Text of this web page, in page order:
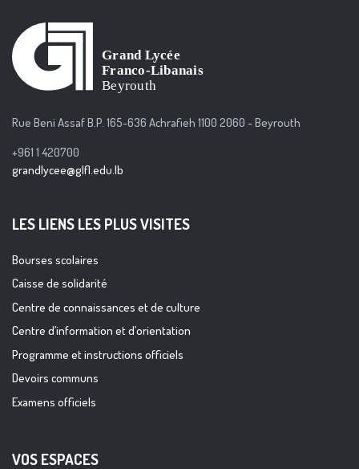
Rue Beni Assaf B.P. 165-636 Achrafieh 1100 2060 - Beyrouth
+961 1 420700
grandlycee@glfl.edu.lb
LES LIENS LES PLUS VISITES
Bourses scolaires
Caisse de solidarité
Centre de connaissances et de culture
Centre d’information et d’orientation
Programme et instructions officiels
Devoirs communs
Examens officiels
VOS ESPACES